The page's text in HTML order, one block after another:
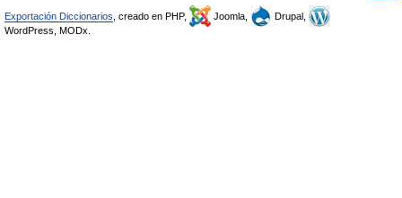
Exportación Diccionarios , creado en PHP, Joomla,
Drupal,
WordPress, MODx.